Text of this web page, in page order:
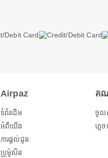
Airpaz
ទំព័រដើម
អំពីយើង
ការផ្តល់ជូន
ប្រូម៉ូសិន
គ
ចូល
ភ្លេ